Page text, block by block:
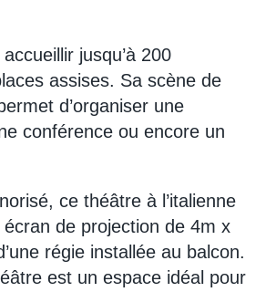
jusqu’à 200
assises. Sa scène de
d’organiser une
conférence ou encore un
ce théâtre à l’italienne
écran de projection de 4m x
régie installée au balcon.
est un espace idéal pour